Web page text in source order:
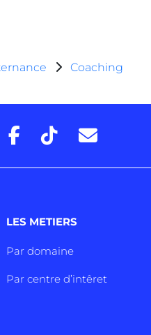
Coaching
LES METIERS
Par domaine
Par centre d’intêret